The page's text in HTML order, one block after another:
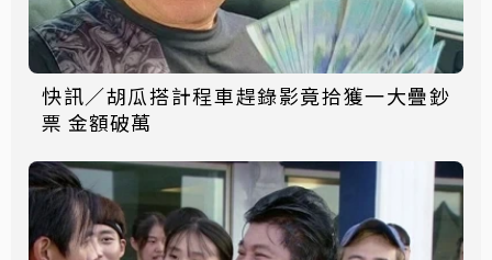
快訊／胡瓜搭計程車趕錄影竟拾獲一大疊鈔
票 金額破萬